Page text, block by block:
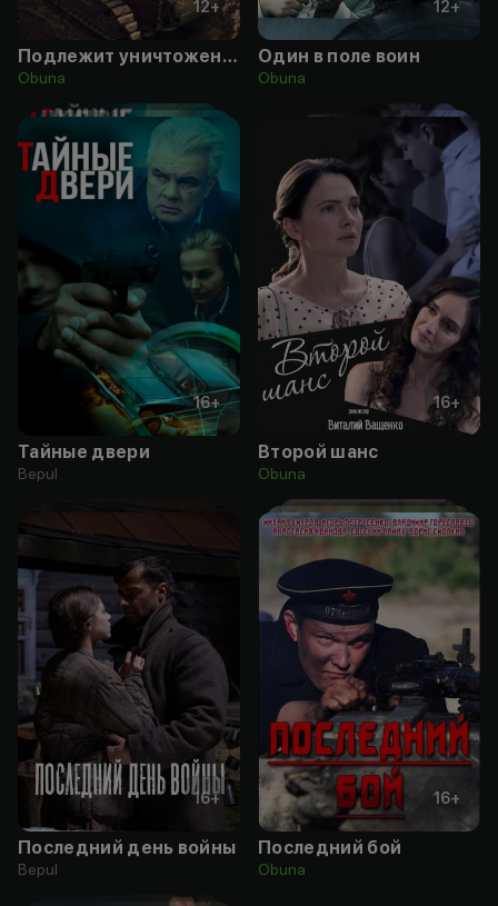
12+
Подлежит уничтожению
Obuna
12+
Один в поле воин
Obuna
16+
Тайные двери
Bepul
16+
Второй шанс
Obuna
16+
Последний день войны
Bepul
16+
Последний бой
Obuna